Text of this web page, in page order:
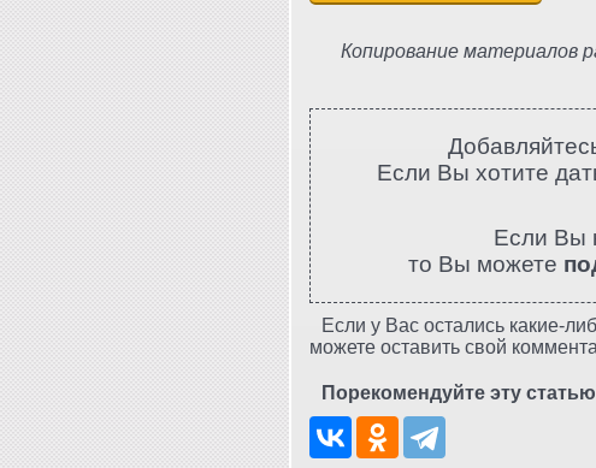
Копирование материалов
Если Вы хотите
Если Вы
то Вы можете
Если у Вас остались какие-
можете оставить свой
Порекомендуйте эту